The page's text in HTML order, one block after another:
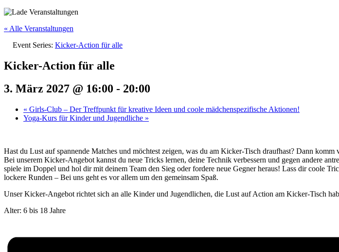
« Alle Veranstaltungen
Event Series: Kicker-Action für alle
Kicker-Action für alle
3. März 2027 @ 16:00 - 20:00
« Girls-Club – Der Treffpunkt für kreative Ideen und coole mädchenspezifische Aktionen!
Yoga-Kurs für Kinder und Jugendliche »
Hast du Lust auf spannende Matches und möchtest zeigen, was du am Kicker-Tisch draufhast? Dann
Bei unserem Kicker-Angebot kannst du neue Tricks lernen, deine Technik verbessern und gegen andere
spiele im Doppel und hol dir mit deinem Team den Sieg oder fordere neue Gegner heraus! Lass dir coole
lockere Runden – Bei uns geht es vor allem um den gemeinsam Spaß.
Unser Kicker-Angebot richtet sich an alle Kinder und Jugendlichen, die Lust auf Action am Kicker-Tisch
Alter: 6 bis 18 Jahre